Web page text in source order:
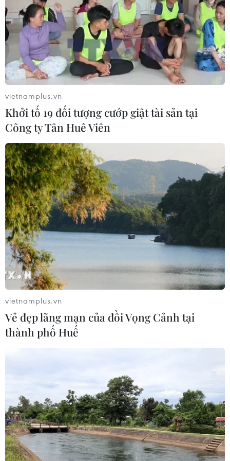
học gia đình
03/08/2026 07:04
Siết giám định, kiểm soát chặt chi
phí khám chữa bệnh bảo hiểm y tế
Điều trị hiệu quả ca ung thư phổi
mang đồng thời hai đột biến gen
hiếm gặp
02/08/2026 05:58
Giao chỉ tiêu bao phủ bảo hiểm y tế
toàn quốc đạt 100% vào năm 2030
02/08/2026 04:54
Tạo đột phá từ y tế cơ sở đến phát
Thành phố Hồ Chí Minh phát triển
hệ thống y tế đa tầng, đồng bộ, thống
nhất
vietnamplus.vn
Khởi tố 19 đối tượng cướp giật tài sản tại
Công ty Tân Huê Viên
vietnamplus.vn
Vẻ đẹp lãng mạn của đồi Vọng Cảnh tại
thành phố Huế